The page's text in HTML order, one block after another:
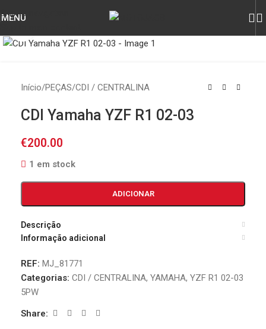
Skip to navigation
MENU
Início/PEÇAS/CDI / CENTRALINA
CDI Yamaha YZF R1 02-03
€200.00
1 em stock
ADICIONAR
Descrição
Informação adicional
REF: MJ_81771
Categorias: CDI / CENTRALINA, YAMAHA, YZF R1 02-03
5PW
Share: